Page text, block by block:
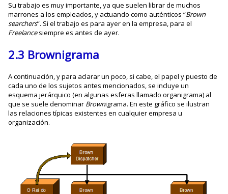
Su trabajo es muy importante, ya que suelen librar de muchos
marrones a los empleados, y actuando como auténticos “Brown
searchers”. Si el trabajo es para ayer en la empresa, para el
Freelancesiempre es antes de ayer.
2.3 Brownigrama
A continuación, y para aclarar un poco, si cabe, el papel y puesto de
cada uno de los sujetos antes mencionados, se incluye un
esquema jerárquico (en algunas esferas llamado organigrama) al
que se suele denominar Brownigrama. En este gráfico se ilustran
las relaciones típicas existentes en cualquier empresa u
organización.